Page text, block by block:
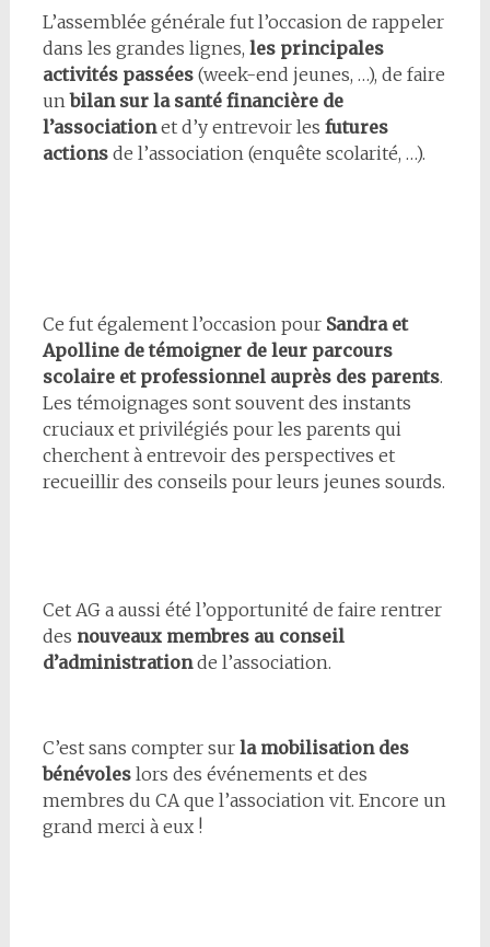
L’assemblée générale fut l’occasion de rappeler
dans les grandes lignes, les principales
activités passées(week-end jeunes, …), de faire
unbilan sur la santé financière de
l’associationet d’y entrevoir les futures
actionsde l’association (enquête scolarité, …).
Ce fut également l’occasion pour Sandra et
Apolline de témoigner de leur parcours
scolaire et professionnel auprès des parents.
Les témoignages sont souvent des instants
cruciaux et privilégiés pour les parents qui
cherchent à entrevoir des perspectives et
recueillir des conseils pour leurs jeunes sourds.
Cet AG a aussi été l’opportunité de faire rentrer
des nouveaux membres au conseil
d’administrationde l’association.
C’est sans compter sur la mobilisation des
bénévoleslors des événements et des
membres du CA que l’association vit. Encore un
grand merci à eux !